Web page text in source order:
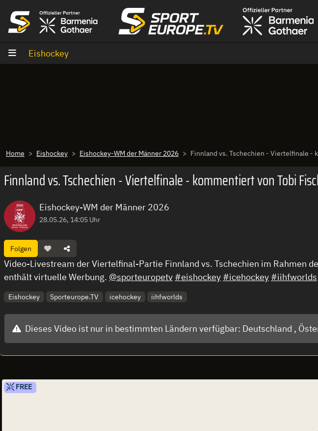
Eishockey
Home Eishockey Eishockey-WM der Männer 2026 Finnland vs. Tschechien - Viertelfinale -
Finnland vs. Tschechien - Viertelfinale - kommentiert von Tobi
Eishockey-WM der Männer 2026
28.05.26, 14:05 Uhr
Folgen
Video-Livestream der Viertelfinal-Partie Finnland vs. Tschechien im Rahmen
enthält virtuelle Werbung. @sporteuropetv #eishockey #icehockey #iihfworlds
Eishockey Sporteurope.TV icehockey iihfworlds
Dieses Video ist nur in bestimmten Ländern verfügbar: Deutschland ,
FREE